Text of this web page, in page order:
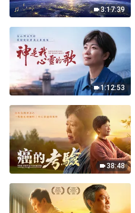
3:17:39
1:12:53
38:48